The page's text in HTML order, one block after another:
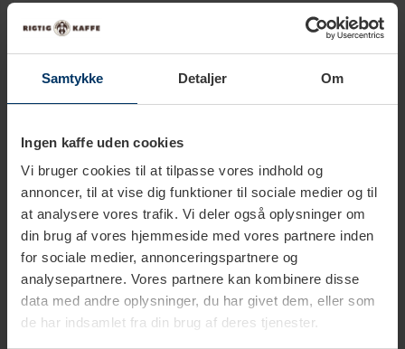
Samtykke Detaljer Om
Ingen kaffe uden cookies
Vi bruger cookies til at tilpasse vores indhold og
annoncer, til at vise dig funktioner til sociale medier og til
at analysere vores trafik. Vi deler også oplysninger om
din brug af vores hjemmeside med vores partnere inden
for sociale medier, annonceringspartnere og
analysepartnere. Vores partnere kan kombinere disse
data med andre oplysninger, du har givet dem, eller som
de har indsamlet fra din brug af deres tjenester.
Rigtig Kaffe Mixpakke 2,5kg Hele kaffebønner
649,95 DKK
Tilføj til kurv
Rigtig Kaffe Mixpakke 5,2kg Hele kaffebønner
Tilføj til kurv
Produktbeskrivelse